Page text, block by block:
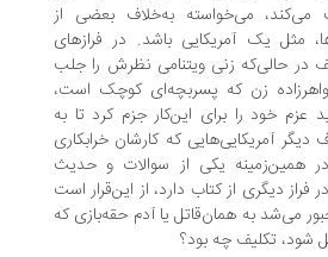
می‌خواسته به‌خلاف بعضی از
یک آمریکایی باشد. در فرازهای
زنی ویتنامی نظرش را جلب
زن که پسربچه‌ای کوچک است،
را برای این‌کار جزم کرد تا به
که کارشان خرابکاری
یکی از سوالات و حدیث
از کتاب دارد، از این‌قرار است
همان‌قاتل یا آدم حقه‌بازی که
چه بود؟